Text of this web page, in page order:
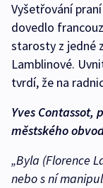
Vyšetřování
dovedlo
starosty z jedné
Lamblinové.
tvrdí, že na
Yves
městského
„Byla (Florence
nebo s ní